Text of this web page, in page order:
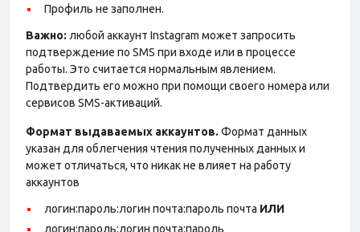
Профиль не заполнен.
Важно: любой аккаунт Instagram может запросить
подтверждение по SMS при входе или в процессе
работы. Это считается нормальным явлением.
Подтвердить его можно при помощи своего номера или
сервисов SMS-активаций.
Формат выдаваемых аккаунтов. Формат данных
указан для облегчения чтения полученных данных и
может отличаться, что никак не влияет на работу
аккаунтов
логин:пароль:логин почта:пароль почта ИЛИ
логин:пароль:логин почта:пароль